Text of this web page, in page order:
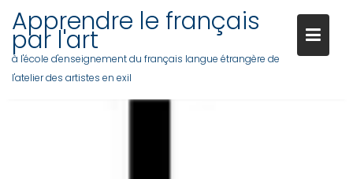
Apprendre le français
par l'art
à l'école d'enseignement du français langue étrangère de
l'atelier des artistes en exil